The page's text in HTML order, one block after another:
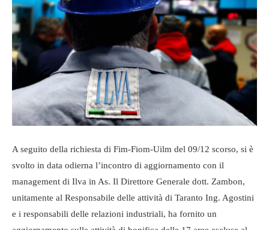
A seguito della richiesta di Fim-Fiom-Uilm del 09/12 scorso, si è
svolto in data odierna l’incontro di aggiornamento con il
management di Ilva in As. Il Direttore Generale dott. Zambon,
unitamente al Responsabile delle attività di Taranto Ing. Agostini
e i responsabili delle relazioni industriali, ha fornito un